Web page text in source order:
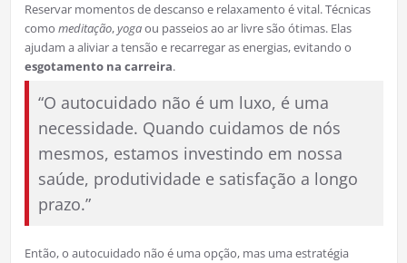
Reservar momentos de descanso e relaxamento é vital. Técnicas
como meditação,yogaou passeios ao ar livre são ótimas. Elas
ajudam a aliviar a tensão e recarregar as energias, evitando o
esgotamento na carreira.
“O autocuidado não é um luxo, é uma
necessidade. Quando cuidamos de nós
mesmos, estamos investindo em nossa
saúde, produtividade e satisfação a longo
prazo.”
Então, o autocuidado não é uma opção, mas uma estratégia